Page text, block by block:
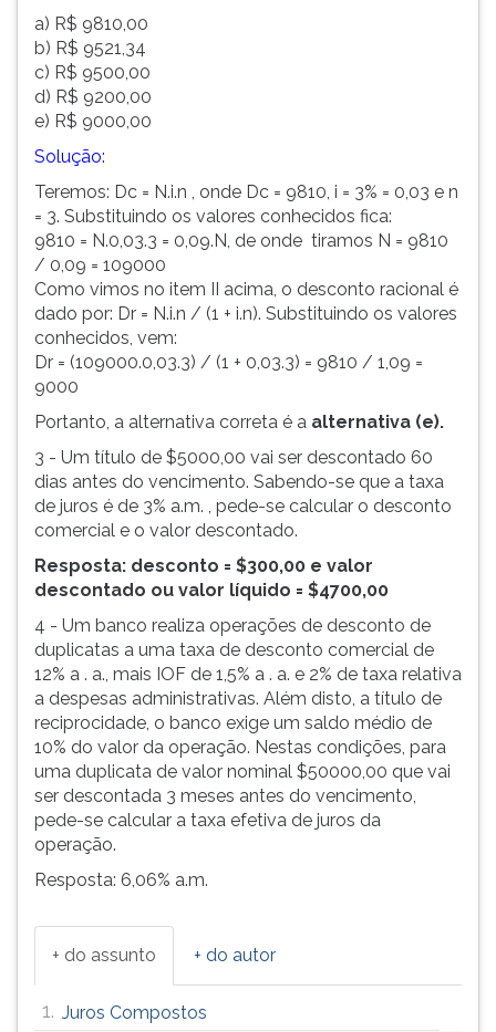
a) R$ 9810,00
b) R$ 9521,34
c) R$ 9500,00
d) R$ 9200,00
e) R$ 9000,00
Solução:
Teremos: Dc = N.i.n , onde Dc = 9810, i = 3% = 0,03 e n
= 3. Substituindo os valores conhecidos fica:
9810 = N.0,03.3 = 0,09.N, de onde tiramos N = 9810
/ 0,09 = 109000
Como vimos no item II acima, o desconto racional é
dado por: Dr = N.i.n / (1 + i.n). Substituindo os valores
conhecidos, vem:
Dr = (109000.0,03.3) / (1 + 0,03.3) = 9810 / 1,09 =
9000
Portanto, a alternativa correta é a alternativa (e).
3 - Um título de $5000,00 vai ser descontado 60
dias antes do vencimento. Sabendo-se que a taxa
de juros é de 3% a.m. , pede-se calcular o desconto
comercial e o valor descontado.
Resposta: desconto = $300,00 e valor
descontado ou valor líquido = $4700,00
4 - Um banco realiza operações de desconto de
duplicatas a uma taxa de desconto comercial de
12% a . a., mais IOF de 1,5% a . a. e 2% de taxa relativa
a despesas administrativas. Além disto, a título de
reciprocidade, o banco exige um saldo médio de
10% do valor da operação. Nestas condições, para
uma duplicata de valor nominal $50000,00 que vai
ser descontada 3 meses antes do vencimento,
pede-se calcular a taxa efetiva de juros da
operação.
Resposta: 6,06% a.m.
+ do assunto + do autor
1. Juros Compostos